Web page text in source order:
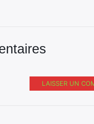
LAISSER UN